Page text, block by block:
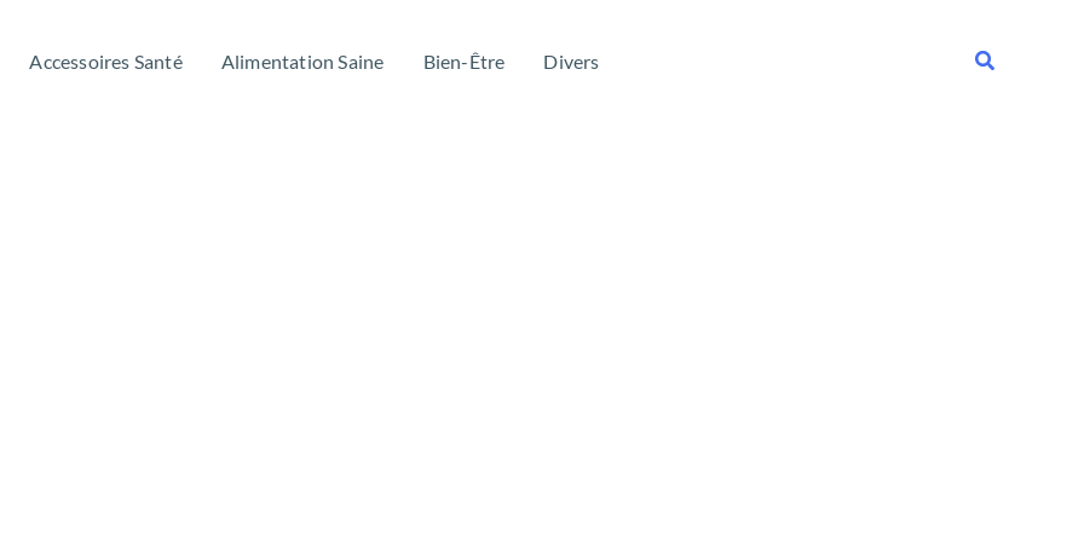
Accessoires Santé Alimentation Saine Bien-Être Divers Rechercher